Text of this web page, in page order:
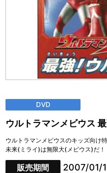
DVD
ウルトラマンメビウス
ウルトラマンメビウスのキッズ向け
未来(ミライ)は無限大(メビウス)だ！
販売期間 2007/01/